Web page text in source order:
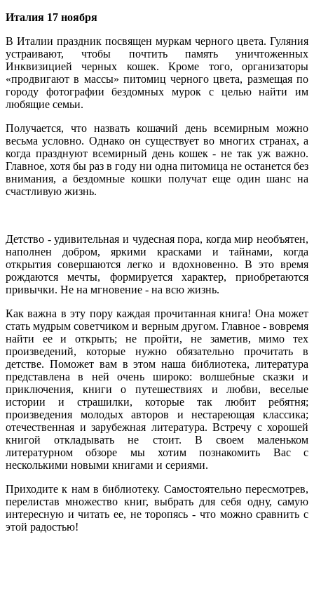
Италия 17 ноября
В Италии праздник посвящен муркам черного цвета. Гуляния
устраивают, чтобы почтить память уничтоженных
Инквизицией черных кошек. Кроме того, организаторы
«продвигают в массы» питомиц черного цвета, размещая по
городу фотографии бездомных мурок с целью найти им
любящие семьи.
Получается, что назвать кошачий день всемирным можно
весьма условно. Однако он существует во многих странах, а
когда празднуют всемирный день кошек - не так уж важно.
Главное, хотя бы раз в году ни одна питомица не останется без
внимания, а бездомные кошки получат еще один шанс на
счастливую жизнь.
Детство - удивительная и чудесная пора, когда мир необъятен,
наполнен добром, яркими красками и тайнами, когда
открытия совершаются легко и вдохновенно. В это время
рождаются мечты, формируется характер, приобретаются
привычки. Не на мгновение - на всю жизнь.
Как важна в эту пору каждая прочитанная книга! Она может
стать мудрым советчиком и верным другом. Главное - вовремя
найти ее и открыть; не пройти, не заметив, мимо тех
произведений, которые нужно обязательно прочитать в
детстве. Поможет вам в этом наша библиотека, литература
представлена в ней очень широко: волшебные сказки и
приключения, книги о путешествиях и любви, веселые
истории и страшилки, которые так любит ребятня;
произведения молодых авторов и нестареющая классика;
отечественная и зарубежная литература. Встречу с хорошей
книгой откладывать не стоит. В своем маленьком
литературном обзоре мы хотим познакомить Вас с
несколькими новыми книгами и сериями.
Приходите к нам в библиотеку. Самостоятельно пересмотрев,
перелистав множество книг, выбрать для себя одну, самую
интересную и читать ее, не торопясь - что можно сравнить с
этой радостью!